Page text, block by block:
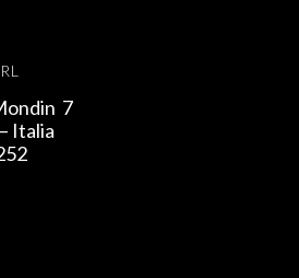
7
Italia